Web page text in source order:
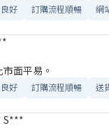
好 訂購流程順暢 網
面平易。
好 訂購流程順暢 送
S***